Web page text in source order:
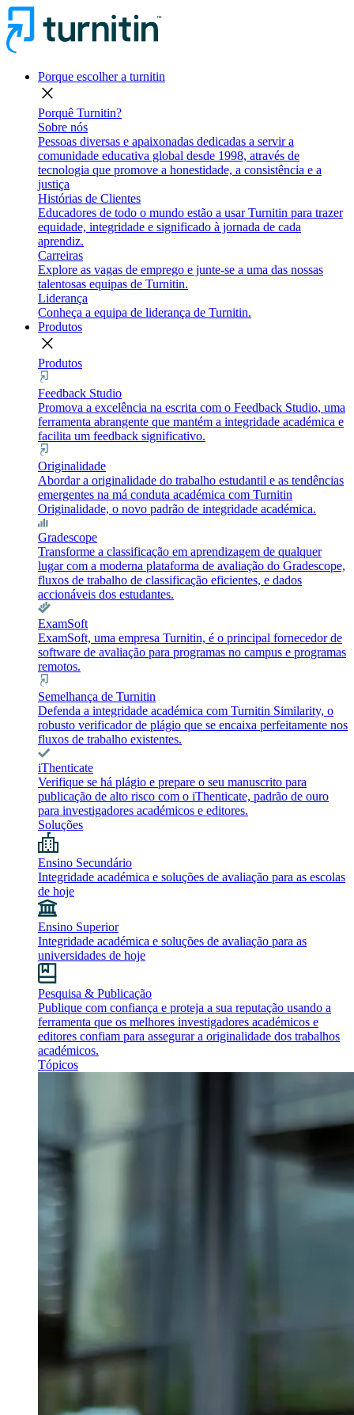
Porque escolher a turnitin
close
Porquê Turnitin?
Sobre nós
Pessoas diversas e apaixonadas dedicadas a servir a
comunidade educativa global desde 1998, através de
tecnologia que promove a honestidade, a consistência e a
justiça
Histórias de Clientes
Educadores de todo o mundo estão a usar Turnitin para trazer
equidade, integridade e significado à jornada de cada
aprendiz.
Carreiras
Explore as vagas de emprego e junte-se a uma das nossas
talentosas equipas de Turnitin.
Liderança
Conheça a equipa de liderança de Turnitin.
Produtos
close
Produtos
Feedback Studio
Promova a excelência na escrita com o Feedback Studio, uma
ferramenta abrangente que mantém a integridade académica e
facilita um feedback significativo.
Originalidade
Abordar a originalidade do trabalho estudantil e as tendências
emergentes na má conduta académica com Turnitin
Originalidade, o novo padrão de integridade académica.
Gradescope
Transforme a classificação em aprendizagem de qualquer
lugar com a moderna plataforma de avaliação do Gradescope,
fluxos de trabalho de classificação eficientes, e dados
accionáveis dos estudantes.
ExamSoft
ExamSoft, uma empresa Turnitin, é o principal fornecedor de
software de avaliação para programas no campus e programas
remotos.
Semelhança de Turnitin
Defenda a integridade académica com Turnitin Similarity, o
robusto verificador de plágio que se encaixa perfeitamente nos
fluxos de trabalho existentes.
iThenticate
Verifique se há plágio e prepare o seu manuscrito para
publicação de alto risco com o iThenticate, padrão de ouro
para investigadores académicos e editores.
Soluções
Ensino Secundário
Integridade académica e soluções de avaliação para as escolas
de hoje
Ensino Superior
Integridade académica e soluções de avaliação para as
universidades de hoje
Pesquisa & Publicação
Publique com confiança e proteja a sua reputação usando a
ferramenta que os melhores investigadores académicos e
editores confiam para assegurar a originalidade dos trabalhos
académicos.
Tópicos